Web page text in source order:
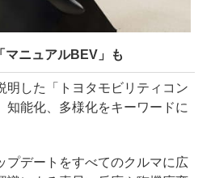
マニュアルBEV」も
明した「トヨタモビリティコン
知能化、多様化をキーワードに
プデートをすべてのクルマに広